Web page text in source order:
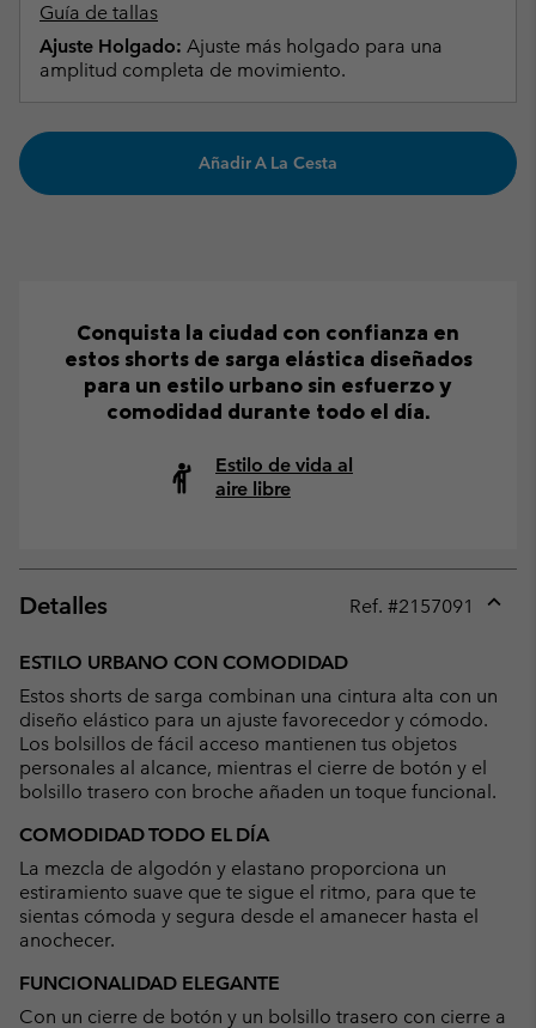
Guía de tallas
Ajuste Holgado: Ajuste más holgado para una
amplitud completa de movimiento.
Añadir A La Cesta
Conquista la ciudad con confianza en
estos shorts de sarga elástica diseñados
para un estilo urbano sin esfuerzo y
comodidad durante todo el día.
Estilo de vida al
aire libre
Detalles Ref. #2157091
ESTILO URBANO CON COMODIDAD
Estos shorts de sarga combinan una cintura alta con un
diseño elástico para un ajuste favorecedor y cómodo.
Los bolsillos de fácil acceso mantienen tus objetos
personales al alcance, mientras el cierre de botón y el
bolsillo trasero con broche añaden un toque funcional.
COMODIDAD TODO EL DÍA
La mezcla de algodón y elastano proporciona un
estiramiento suave que te sigue el ritmo, para que te
sientas cómoda y segura desde el amanecer hasta el
anochecer.
FUNCIONALIDAD ELEGANTE
Con un cierre de botón y un bolsillo trasero con cierre a